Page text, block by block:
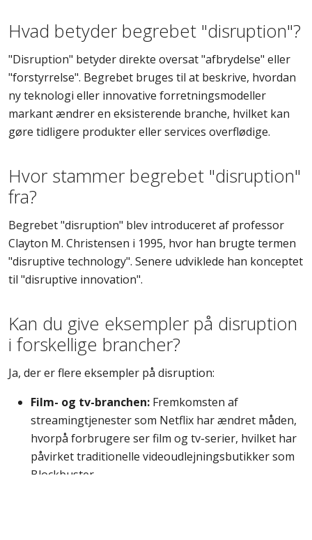
Hvad betyder begrebet "disruption"?
"Disruption" betyder direkte oversat "afbrydelse" eller
"forstyrrelse". Begrebet bruges til at beskrive, hvordan
ny teknologi eller innovative forretningsmodeller
markant ændrer en eksisterende branche, hvilket kan
gøre tidligere produkter eller services overflødige.
Hvor stammer begrebet "disruption"
fra?
Begrebet "disruption" blev introduceret af professor
Clayton M. Christensen i 1995, hvor han brugte termen
"disruptive technology". Senere udviklede han konceptet
til "disruptive innovation".
Kan du give eksempler på disruption
i forskellige brancher?
Ja, der er flere eksempler på disruption:
Film- og tv-branchen: Fremkomsten af
streamingtjenester som Netflix har ændret måden,
hvorpå forbrugere ser film og tv-serier, hvilket har
påvirket traditionelle videoudlejningsbutikker som
Blockbuster.